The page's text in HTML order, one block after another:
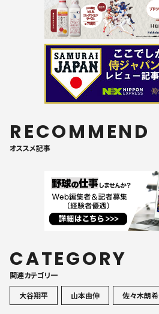
RECOMMEND
オススメ記事
CATEGORY
関連カテゴリ一
大谷翔平
山本由伸 佐々木朗希